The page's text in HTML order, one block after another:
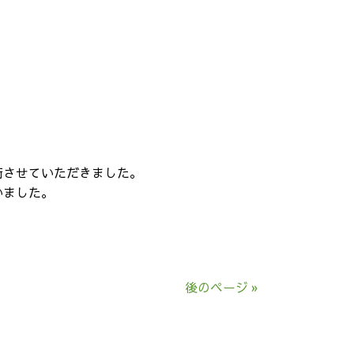
せていただきました。
した。
後のページ »